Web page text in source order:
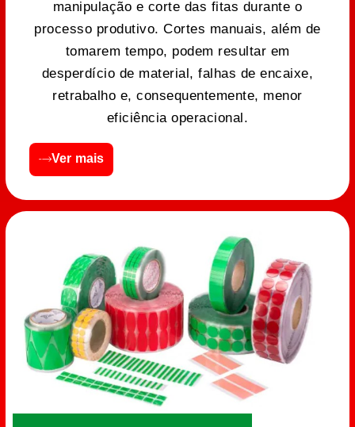
manipulação e corte das fitas durante o
processo produtivo. Cortes manuais, além de
tomarem tempo, podem resultar em
desperdício de material, falhas de encaixe,
retrabalho e, consequentemente, menor
eficiência operacional.
Ver mais